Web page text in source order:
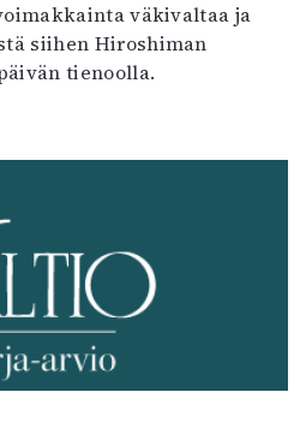
väkivaltaa ja
siihen Hiroshiman
tienoolla.